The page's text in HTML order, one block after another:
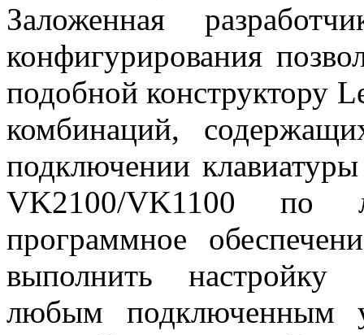
Заложенная
конфигурирования
подобной конструктору
комбинаций,
подключении
VK2100/VK1100 по
программное
выполнить настройку
любым подключенным